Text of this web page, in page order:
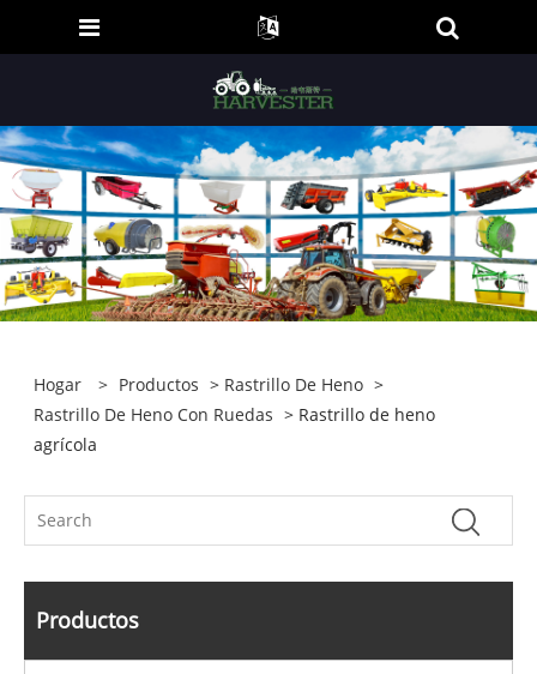
Hogar > Productos > Rastrillo De Heno >
Rastrillo De Heno Con Ruedas > Rastrillo de heno
agrícola
Productos